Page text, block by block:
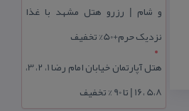
و شام | رزرو هتل مشهد با غذا
نزدیک حرم+50% تخفیف
هتل آپارتمان خیابان امام رضا 1، 2، 3،
5،8 ،16 | تا 90 % تخفیف